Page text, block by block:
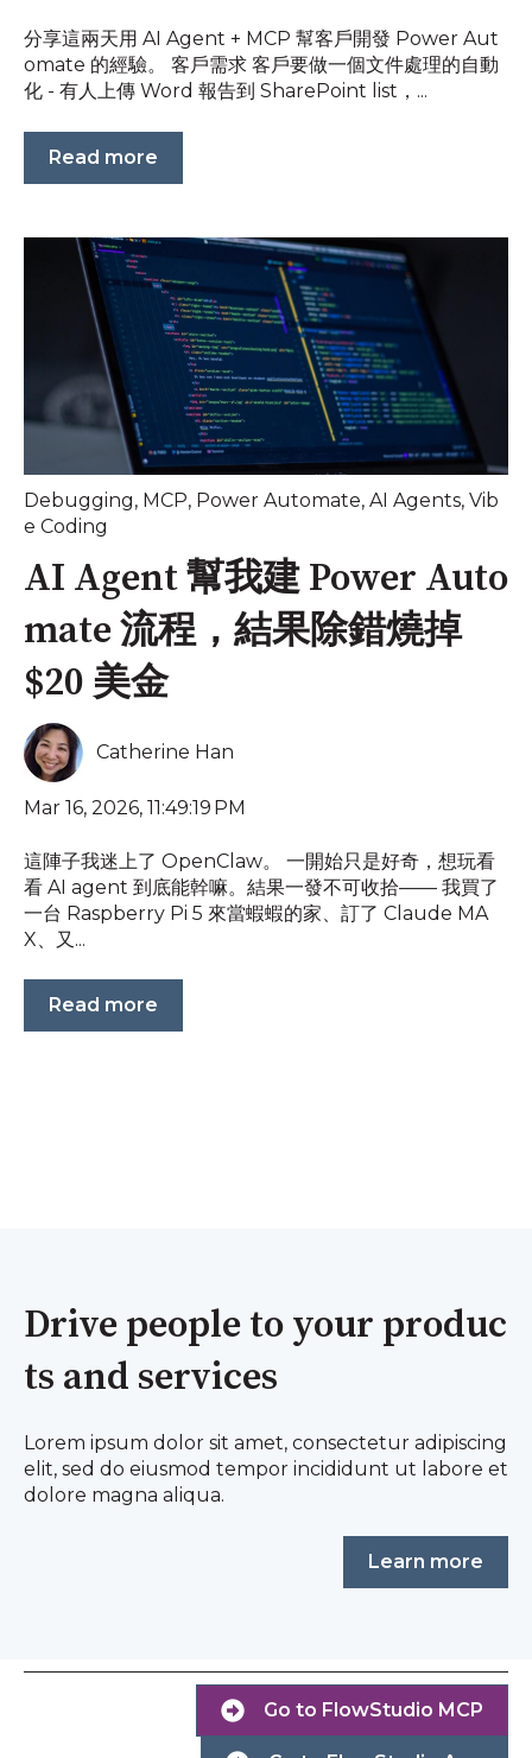
分享這兩天用 AI Agent + MCP 幫客戶開發 Power Aut
omate 的經驗。 客戶需求 客戶要做一個文件處理的自動
化 - 有人上傳 Word 報告到 SharePoint list，...
Read more
Debugging, MCP, Power Automate, AI Agents, Vib
e Coding
AI Agent 幫我建 Power Auto
mate 流程，結果除錯燒掉
$20 美金
Catherine Han
Mar 16, 2026, 11:49:19 PM
這陣子我迷上了 OpenClaw。 一開始只是好奇，想玩看
看 AI agent 到底能幹嘛。結果一發不可收拾—— 我買了
一台 Raspberry Pi 5 來當蝦蝦的家、訂了 Claude MA
X、又...
Read more
Drive people to your produc
ts and services
Lorem ipsum dolor sit amet, consectetur adipiscing
elit, sed do eiusmod tempor incididunt ut labore et
dolore magna aliqua.
Learn more
Go to FlowStudio MCP